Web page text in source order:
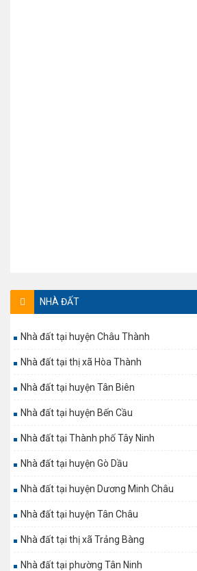
NHÀ ĐẤT
Nhà đất tại huyện Châu Thành
Nhà đất tại thị xã Hòa Thành
Nhà đất tại huyện Tân Biên
Nhà đất tại huyện Bến Cầu
Nhà đất tại Thành phố Tây Ninh
Nhà đất tại huyện Gò Dầu
Nhà đất tại huyện Dương Minh Châu
Nhà đất tại huyện Tân Châu
Nhà đất tại thị xã Trảng Bàng
Nhà đất tại phường Tân Ninh